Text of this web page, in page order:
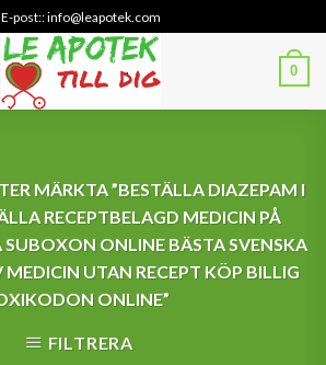
E-post:: info@leapotek.com
0
MÄRKTA ”BESTÄLLA DIAZEPAM I
RECEPTBELAGD MEDICIN PÅ
SUBOXON ONLINE BÄSTA SVENSKA
MEDICIN UTAN RECEPT KÖP BILLIG
ONLINE”
FILTRERA